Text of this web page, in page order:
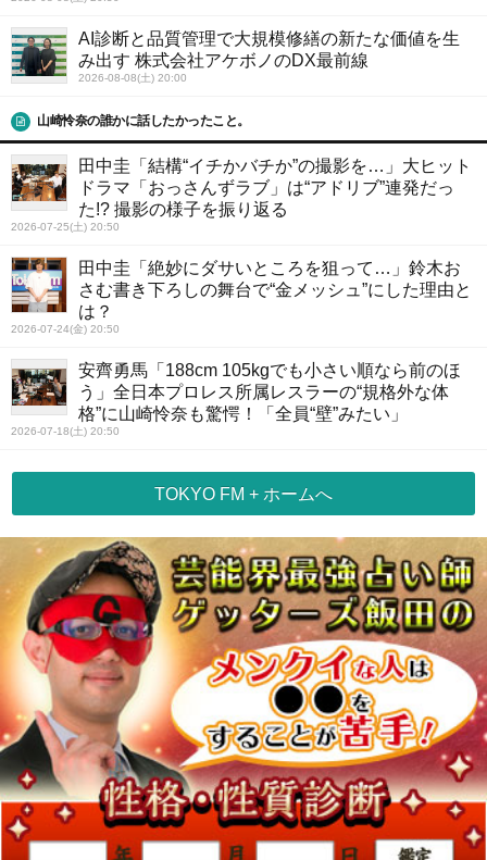
AI診断と品質管理で大規模修繕の新たな価値を生
み出す 株式会社アケボノのDX最前線
2026-08-08(土) 20:00
山崎怜奈の誰かに話したかったこと。
田中圭「結構“イチかバチか”の撮影を…」大ヒット
ドラマ「おっさんずラブ」は“アドリブ”連発だっ
た!? 撮影の様子を振り返る
2026-07-25(土) 20:50
田中圭「絶妙にダサいところを狙って…」鈴木お
さむ書き下ろしの舞台で“金メッシュ”にした理由と
は？
2026-07-24(金) 20:50
安齊勇馬「188cm 105kgでも小さい順なら前のほ
う」全日本プロレス所属レスラーの“規格外な体
格”に山崎怜奈も驚愕！「全員“壁”みたい」
2026-07-18(土) 20:50
TOKYO FM + ホームへ